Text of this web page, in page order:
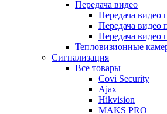
Передача видео
Передача видео
Передача видео
Передача видео
Тепловизионные
Сигнализация
Все товары
Covi Security
Ajax
Hikvision
MAKS PRO